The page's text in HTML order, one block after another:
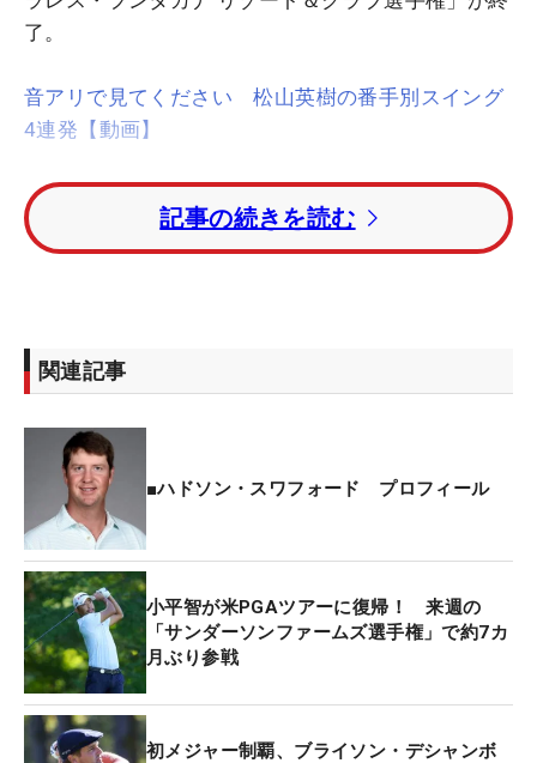
了。
音アリで見てください 松山英樹の番手別スイング
4連発【動画】
トップと2打差・2位から出たハドソン・スワフォー
ド
（米国）が「69」をマークし、トータル18アンダ
ーで優勝を決めた。2017年「キャリアビルダー・チ
1打差・2位には
打差・3位にマッケンジー・ヒューズ（カナダ）、3
ダム・ロン
記事の続きを読む
関連記事
■ハドソン・スワフォード プロフィール
小平智が米PGAツアーに復帰！ 来週の
「サンダーソンファームズ選手権」で約7カ
月ぶり参戦
初メジャー制覇、ブライソン・デシャンボ